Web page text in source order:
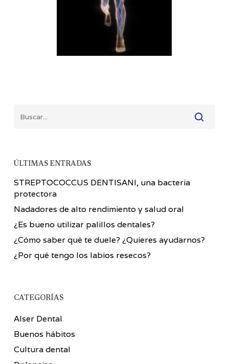
ÚLTIMAS ENTRADAS
STREPTOCOCCUS DENTISANI, una bacteria
protectora
Nadadores de alto rendimiento y salud oral
¿Es bueno utilizar palillos dentales?
¿Cómo saber qué te duele? ¿Quieres ayudarnos?
¿Por qué tengo los labios resecos?
CATEGORÍAS
Alser Dental
Buenos hábitos
Cultura dental